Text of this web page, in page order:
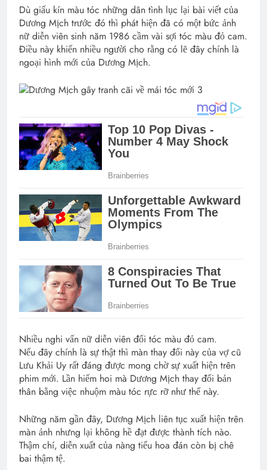
Dù giấu kín màu tóc những dân tình lục lại bài viết của
Dương Mịch trước đó thì phát hiện đã có một bức ảnh
nữ diễn viên sinh năm 1986 cầm vài sợi tóc màu đỏ cam.
Điều này khiến nhiều người cho rằng có lẽ đây chính là
ngoại hình mới của Dương Mịch.
Nhiều nghi vấn nữ diễn viên đổi tóc màu đỏ cam.
Nếu đây chính là sự thật thì màn thay đổi này của vợ cũ
Lưu Khải Uy rất đáng được mong chờ sự xuất hiện trên
phim mới. Lần hiếm hoi mà Dương Mịch thay đổi bản
thân bằng việc nhuộm màu tóc rực rỡ như thế này.
Những năm gần đây, Dương Mịch liên tục xuất hiện trên
màn ảnh nhưng lại không hề đạt được thành tích nào.
Thậm chí, diễn xuất của nàng tiểu hoa đán còn bị chê
bai thậm tệ.